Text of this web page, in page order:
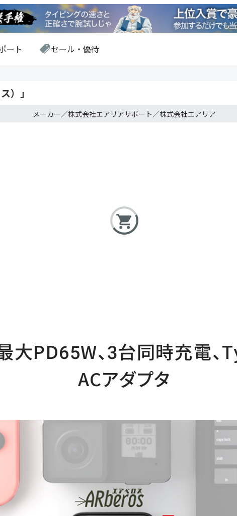
ート セール・優待
）」
株式会社エアリア 株式会社エアリア
大PD65W、3台同時充電
ACアダプタ